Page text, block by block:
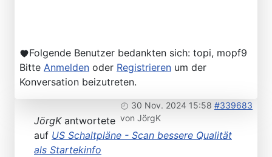
Folgende Benutzer bedankten sich: topi, mopf9
Bitte Anmelden oder Registrieren um der
Konversation beizutreten.
30 Nov. 2024 15:58 #339683
von JörgK
JörgKantwortete
auf US Schaltpläne - Scan bessere Qualität
als Startekinfo